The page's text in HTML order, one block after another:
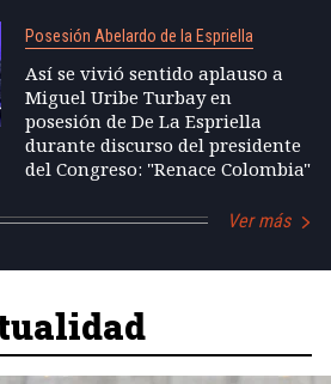
Posesión Abelardo de la Espriella
Así se vivió sentido aplauso a
Miguel Uribe Turbay en
posesión de De La Espriella
durante discurso del presidente
del Congreso: "Renace Colombia"
Ver más